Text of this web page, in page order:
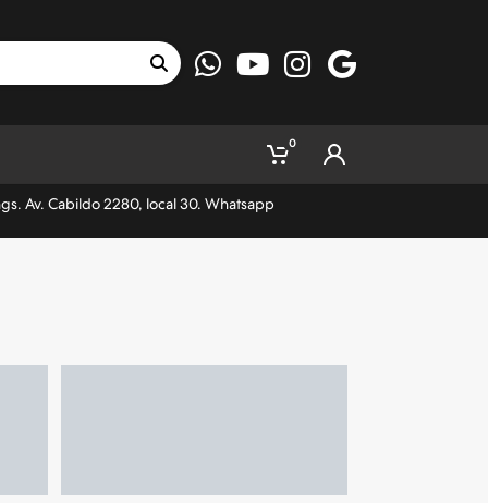
0
Av. Cabildo 2280, local 30. Whatsapp